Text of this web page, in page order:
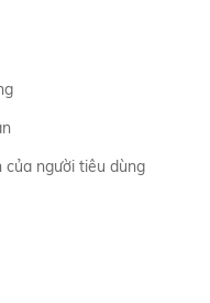
của người tiêu dùng